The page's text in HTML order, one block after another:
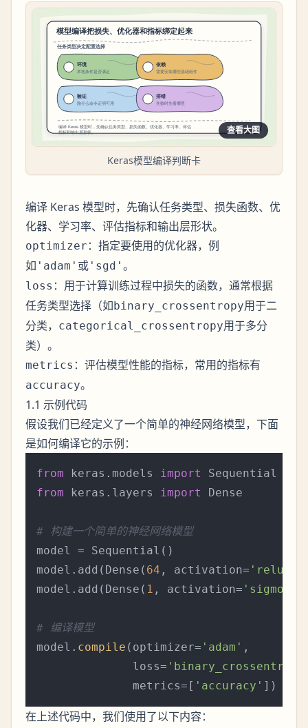
查看大图
Keras模型编译判断卡
编译 Keras 模型时，先确认任务类型、损失函数、优
化器、学习率、评估指标和输出层形状。
optimizer ：指定要使用的优化器，例
如 'adam' 或 'sgd' 。
loss ：用于计算训练过程中损失的函数，通常根据
任务类型选择（如binary_crossentropy用于二
分类， categorical_crossentropy用于多分
类）。
metrics ：评估模型性能的指标，常用的指标有
accuracy。
1.1 示例代码
假设我们已经定义了一个简单的神经网络模型，下面
是如何编译它的示例：
from keras.models import
from keras.layers import Dense
# 构建一个简单的神经网络模型
model = Sequential()
model.add(Dense( 64 , activation= 'relu'
model.add(Dense( 1 , activation= 'sigmoid'
# 编译模型
model. compile (optimizer= 'adam' ,
              loss=
              metrics=[
'accuracy'
在上述代码中，我们使用了以下内容：